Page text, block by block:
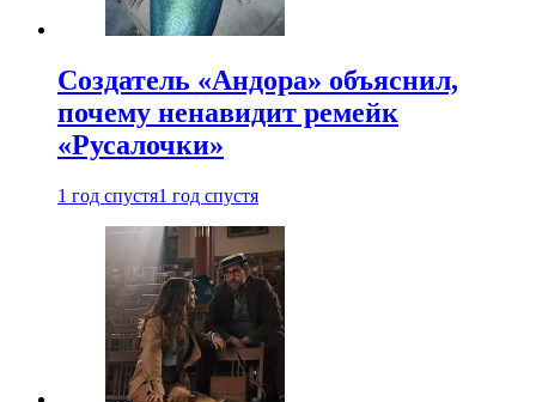
Создатель «Андора» объяснил,
почему ненавидит ремейк
«Русалочки»
1 год спустя1 год спустя